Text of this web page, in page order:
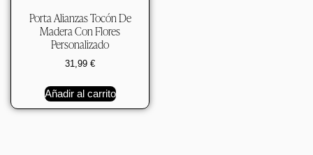
Porta Alianzas Tocón De
Madera Con Flores
Personalizado
31,99 €
Añadir al carrito